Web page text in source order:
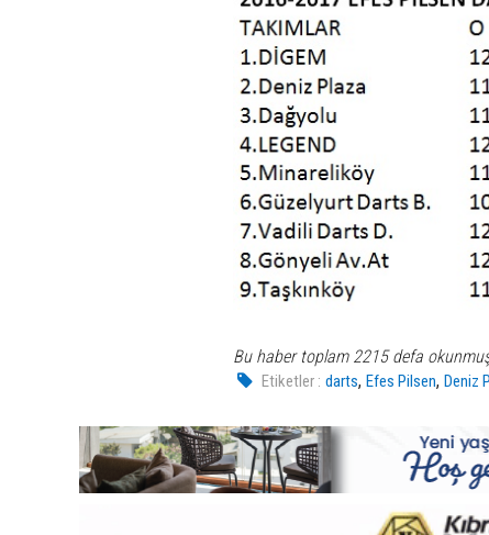
Bu haber toplam 2215 defa
Etiketler : darts,Efes Pilsen,Deniz